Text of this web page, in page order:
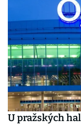
U pražských